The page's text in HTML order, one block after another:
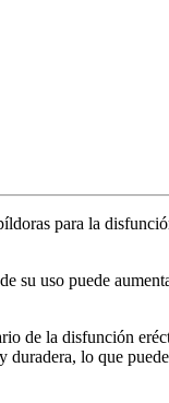
para la
su uso puede
de la disfunción
lo que